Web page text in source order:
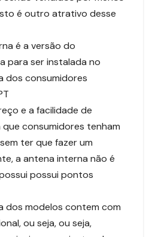
é outro atrativo desse
é a versão do
para ser instalada no
dos consumidores
e a facilidade de
consumidores tenham
ter que fazer um
a antena interna não é
possui pontos
dos modelos contem com
ou seja, ou seja,